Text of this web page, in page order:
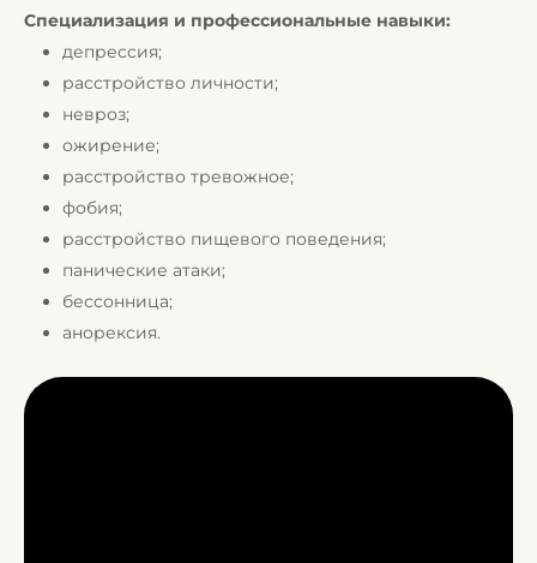
Специализация и профессиональные навыки:
депрессия;
расстройство личности;
невроз;
ожирение;
расстройство тревожное;
фобия;
расстройство пищевого поведения;
панические атаки;
бессонница;
анорексия.